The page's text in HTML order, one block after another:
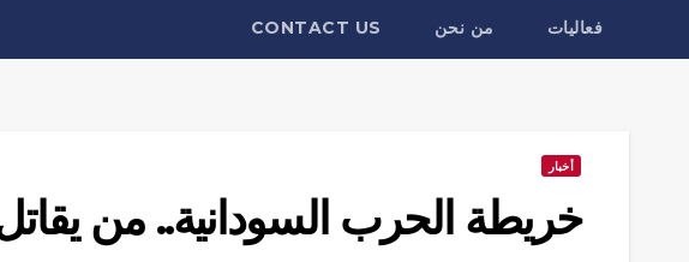
فعاليات من نحن CONTACT US
أخبار
خريطة الحرب السودانية.. من